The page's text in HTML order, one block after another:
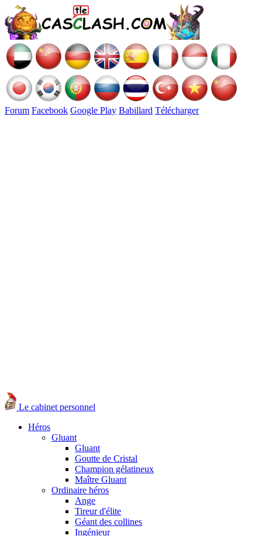
Forum Facebook Google Play Babillard Télécharger
Le cabinet personnel
Héros
Gluant
Gluant
Goutte de Cristal
Champion gélatineux
Maître Gluant
Ordinaire héros
Ange
Tireur d'élite
Géant des collines
Ingénieur